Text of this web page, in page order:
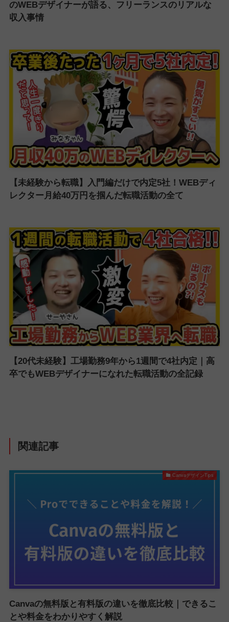
のWEBデザイナーが語る、フリーランスのリアルな
収入事情
【未経験から転職】入門編だけで内定5社！WEBディ
レクター月給40万円を掴んだ転職活動の全て
【20代未経験】工場勤務9年から1週間で4社内定｜高
卒でもWEBデザイナーになれた転職活動の全記録
関連記事
CanvaデザインTips
Canvaの無料版と有料版の違いを徹底比較｜できるこ
とや料金をわかりやすく解説